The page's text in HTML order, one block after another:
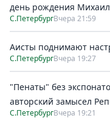
день рождения
С.ПетербургВчера 21:59
Аисты поднимают
С.ПетербургВчера 19:27
"Пенаты" без
авторский замысел
С.ПетербургВчера 19:21